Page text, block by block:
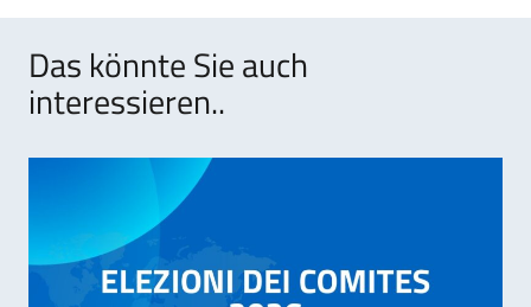
Das könnte Sie auch
interessieren..